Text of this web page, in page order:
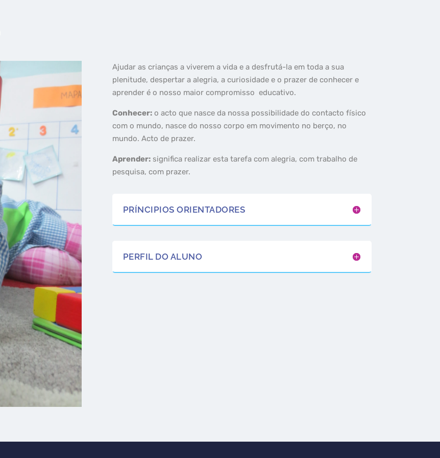
Ajudar as crianças a viverem a vida e a desfrutá-la em toda a sua
plenitude, despertar a alegria, a curiosidade e o prazer de conhecer e
aprender é o nosso maior compromisso educativo.
Conhecer:o acto que nasce da nossa possibilidade do contacto físico
com o mundo, nasce do nosso corpo em movimento no berço, no
mundo. Acto de prazer.
Aprender:significa realizar esta tarefa com alegria, com trabalho de
pesquisa, com prazer.
PRÍNCIPIOS ORIENTADORES
PERFIL DO ALUNO